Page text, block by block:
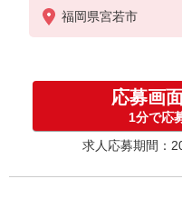
福岡県宮若市
応募画
1分で応
求人応募期間：